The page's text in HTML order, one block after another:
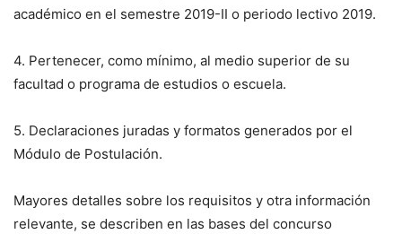
académico en el semestre 2019-II o periodo lectivo 2019.
4. Pertenecer, como mínimo, al medio superior de su
facultad o programa de estudios o escuela.
5. Declaraciones juradas y formatos generados por el
Módulo de Postulación.
Mayores detalles sobre los requisitos y otra información
relevante, se describen en las bases del concurso